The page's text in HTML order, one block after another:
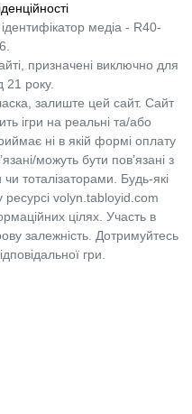
медіа - R40-
призначені виключно для
21 року.
залиште цей сайт. Сайт
ігри на реальні та/або
ні в якій формі оплату
можуть бути пов’язані з
тоталізаторами. Будь-які
volyn.tabloyid.com
цілях. Участь в
залежність. Дотримуйтесь
гри.